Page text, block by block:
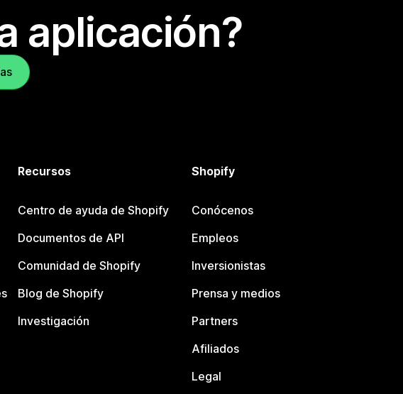
aplicación?
Recursos
Centro de ayuda de Shopify
Documentos de API
Comunidad de Shopify
Blog de Shopify
Investigación
Shopify
Conócenos
Empleos
Inversionistas
Prensa y medios
Partners
Afiliados
Legal